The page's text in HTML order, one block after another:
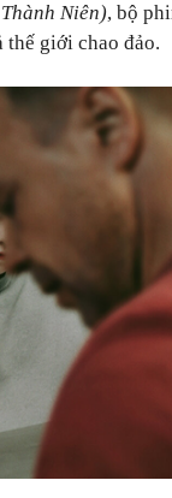
Niên), bộ
thế giới chao đảo.